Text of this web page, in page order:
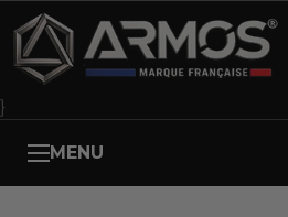
}
MENU
Panneau de gestion des cookies